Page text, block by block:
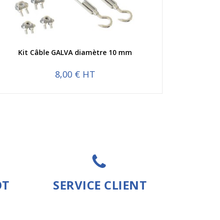
Aperçu rapide
Kit Câble GALVA diamètre 10 mm
8,00 € HT
SERVICE CLIENT